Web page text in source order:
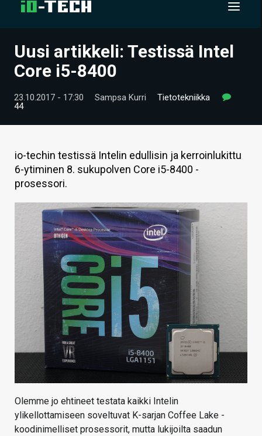
UUTISET
VIDEOT
TIETOA
HINTA.FI
VAIHDA TEEMA
Uusi artikkeli: Testissä Intel
Core i5-8400
23.10.2017 - 17:30 Sampsa Kurri
Tietotekniikka
44
io-techin testissä Intelin edullisin ja kerroinlukittu
6-ytiminen 8. sukupolven Core i5-8400 -
prosessori.
Olemme jo ehtineet testata kaikki Intelin
ylikellottamiseen soveltuvat K-sarjan Coffee Lake -
koodinimelliset prosessorit, mutta lukijoilta saadun